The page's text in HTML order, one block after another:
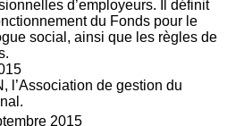
d’employeurs. Il définit
du Fonds pour le
social, ainsi que les règles de
l’Association de gestion du
2015